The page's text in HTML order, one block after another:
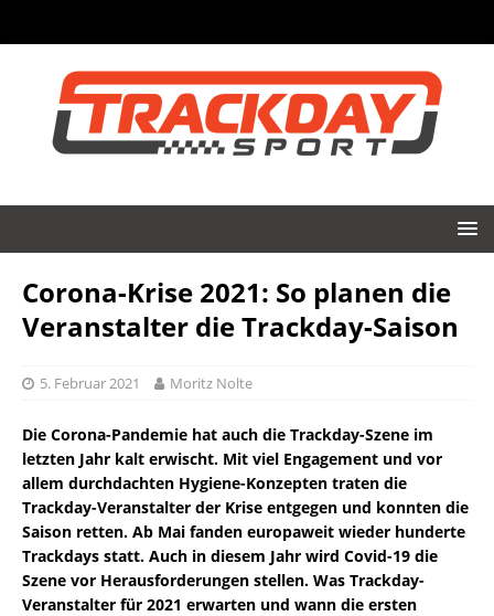
Corona-Krise 2021: So planen die
Veranstalter die Trackday-Saison
5. Februar 2021 Moritz Nolte
Die Corona-Pandemie hat auch die Trackday-Szene im
letzten Jahr kalt erwischt. Mit viel Engagement und vor
allem durchdachten Hygiene-Konzepten traten die
Trackday-Veranstalter der Krise entgegen und konnten die
Saison retten. Ab Mai fanden europaweit wieder hunderte
Trackdays statt. Auch in diesem Jahr wird Covid-19 die
Szene vor Herausforderungen stellen. Was Trackday-
Veranstalter für 2021 erwarten und wann die ersten